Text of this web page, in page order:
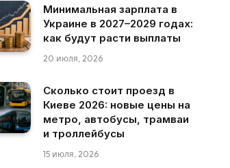
Минимальная зарплата в
Украине в 2027–2029 годах:
как будут расти выплаты
20 июля, 2026
Сколько стоит проезд в
Киеве 2026: новые цены на
метро, автобусы, трамваи
и троллейбусы
15 июля, 2026